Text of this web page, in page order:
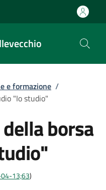
e formazione /
"Io studio"
borsa
13;63)